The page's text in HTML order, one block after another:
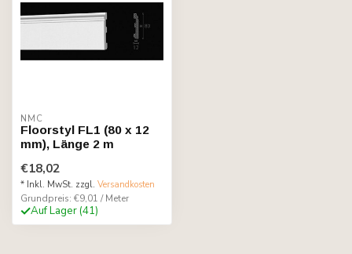
NMC
Floorstyl FL1 (80 x 12
mm), Länge 2 m
€18,02
* Inkl. MwSt. zzgl. Versandkosten
Grundpreis: €9,01 / Meter
Auf Lager (41)